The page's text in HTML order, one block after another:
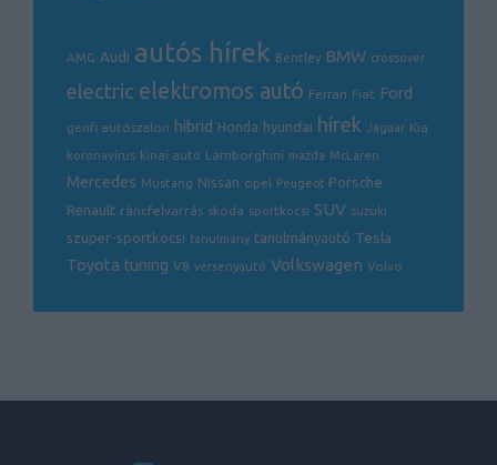
AMG Audi autós hírek Bentley BMW crossover
electric elektromos autó Ferrari Fiat Ford
genfi autószalon hibrid Honda hyundai hírek Jaguar Kia
koronavírus kínai autó Lamborghini mazda McLaren
Mercedes Mustang Nissan opel Peugeot Porsche
Renault ráncfelvarrás skoda sportkocsi SUV suzuki
szuper-sportkocsi tanulmány tanulmányautó Tesla
Toyota tuning V8 versenyautó Volkswagen Volvo